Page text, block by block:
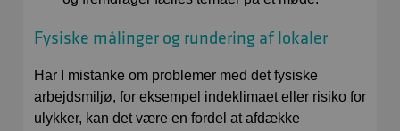
Fysiske målinger og rundering af lokaler
Har I mistanke om problemer med det fysiske
arbejdsmiljø, for eksempel indeklimaet eller risiko for
ulykker, kan det være en fordel at afdække